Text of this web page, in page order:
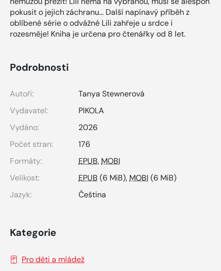
pokusit o jejich záchranu… Další napínavý příběh z
oblíbené série o odvážné Lili zahřeje u srdce i
rozesměje! Kniha je určena pro čtenářky od 8 let.
Podrobnosti
Autoři:
Tanya Stewnerová
Vydavatel:
PIKOLA
Vydáno:
2026
Počet stran:
176
Formáty:
EPUB, MOBI
Velikost:
EPUB (6 MiB), MOBI (6 MiB)
Jazyk:
Čeština
Kategorie
Pro děti a mládež